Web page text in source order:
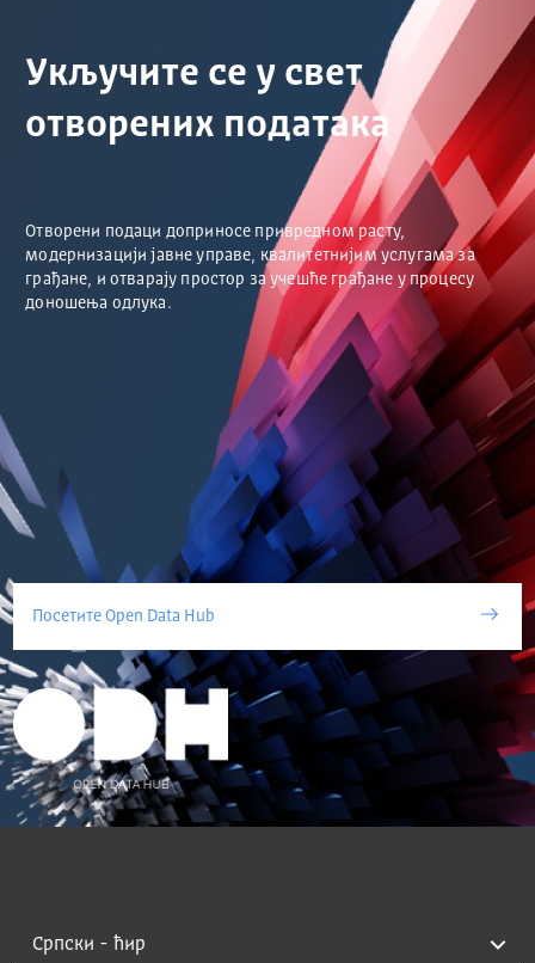
Укључите се у свет
отворених података
Отворени подаци доприносе привредном расту,
модернизацији јавне управе, квалитетнијим услугама за
грађане, и отварају простор за учешће грађане у процесу
доношења одлука.
Посетите Open Data Hub